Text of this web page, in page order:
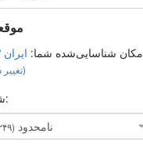
مکان شناسایی‌شده شما: ایران
شعاع:
نامحدود (۲۴۹)